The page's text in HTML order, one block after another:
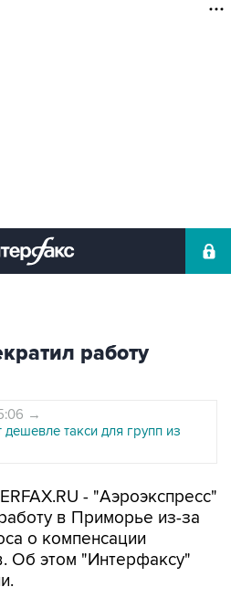
работу
→
дешевле такси для групп из
- "Аэроэкспресс"
в Приморье из-за
о компенсации
Об этом "Интерфаксу"